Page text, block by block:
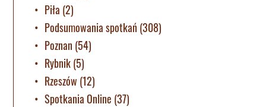
Piła (2)
Podsumowania spotkań (308)
Poznan (54)
Rybnik(5)
Rzeszów (12)
Spotkania Online (37)